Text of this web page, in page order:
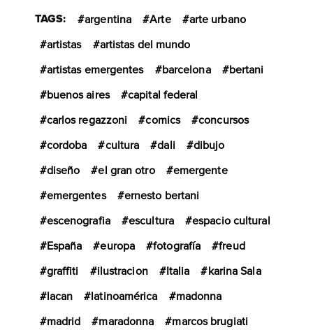
TAGS: argentina Arte
arte urbano
artistas
artistas del mundo
artistas emergentes
barcelona
bertani
buenos aires
capital federal
carlos regazzoni
comics
concursos
cordoba
cultura dali
dibujo
diseño
el gran otro
emergente
emergentes
ernesto bertani
escenografia
escultura
espacio cultural
España
europa fotografía
freud
graffiti
ilustracion Italia
karina Sala
lacan
latinoamérica
madonna
madrid
maradonna
marcos brugiati